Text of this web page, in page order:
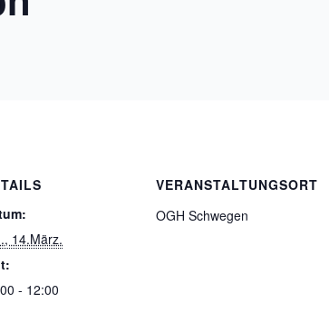
14.März.
- 12:00
VERANSTALTUNGSORT
OGH Schwegen